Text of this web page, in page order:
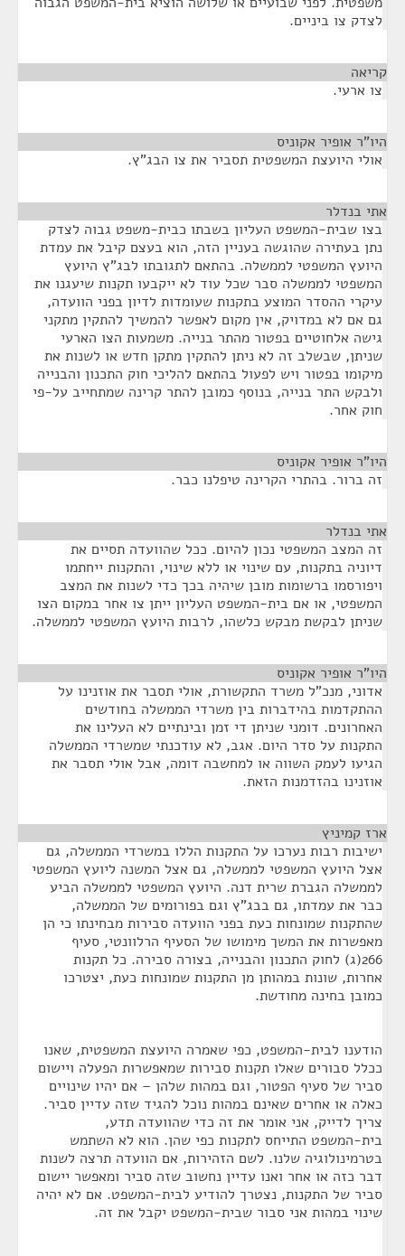
לצדק צו ביניים.
קריאה
צו ארעי.
היו"ר אופיר אקוניס
אולי היועצת המשפטית תסביר את צו הבג"ץ.
אתי בנדלר
בצו שבית-המשפט העליון בשבתו כבית-משפט גבוה לצדק
נתן בעתירה שהוגשה בעניין הזה, הוא בעצם קיבל את עמדת
היועץ המשפטי לממשלה. בהתאם לתגובתו לבג"ץ היועץ
המשפטי לממשלה סבר שכל עוד לא ייקבעו תקנות שיעגנו את
עיקרי ההסדר המוצע בתקנות שעומדות לדיון בפני הוועדה,
גם אם לא במדויק, אין מקום לאפשר להמשיך להתקין מתקני
גישה אלחוטיים בפטור מהתר בנייה. משמעות הצו הארעי
שניתן, שבשלב זה לא ניתן להתקין מתקן חדש או לשנות את
מיקומו בפטור ויש לפעול בהתאם להליכי חוק התכנון והבנייה
ולבקש התר בנייה, בנוסף כמובן להתר קרינה שמתחייב על-פי
חוק אחר.
היו"ר אופיר אקוניס
זה ברור. בהתרי הקרינה טיפלנו כבר.
אתי בנדלר
זה המצב המשפטי נכון להיום. ככל שהוועדה תסיים את
דיוניה בתקנות, עם שינוי או ללא שינוי, והתקנות ייחתמו
ויפורסמו ברשומות מובן שיהיה בכך כדי לשנות את המצב
המשפטי, או אם בית-המשפט העליון ייתן צו אחר במקום הצו
שניתן לבקשת מבקש כלשהו, לרבות היועץ המשפטי לממשלה.
היו"ר אופיר אקוניס
אדוני, מנכ"ל משרד התקשורת, אולי תסבר את אוזנינו על
ההתקדמות בהידברות בין משרדי הממשלה בחודשים
האחרונים. דומני שניתן די זמן ובינתיים לא העלינו את
התקנות על סדר היום. אגב, לא עודכנתי שמשרדי הממשלה
הגיעו לעמק השווה או למחשבה דומה, אבל אולי תסבר את
אוזנינו בהזדמנות הזאת.
ארז קמיניץ
ישיבות רבות נערכו על התקנות הללו במשרדי הממשלה, גם
אצל היועץ המשפטי לממשלה, גם אצל המשנה ליועץ המשפטי
לממשלה הגברת שרית דנה. היועץ המשפטי לממשלה הביע
כבר את עמדתו, גם בבג"ץ וגם בפורומים של הממשלה,
שהתקנות שמונחות כעת בפני הוועדה סבירות מבחינתו כי הן
מאפשרות את המשך מימושו של הסעיף הרלוונטי, סעיף
266(ג) לחוק התכנון והבנייה, בצורה סבירה. כל תקנות
אחרות, שונות במהותן מן התקנות שמונחות כעת, יצטרכו
כמובן בחינה מחודשת.
הודענו לבית-המשפט, כפי שאמרה היועצת המשפטית, שאנו
ככלל סבורים שאלו תקנות סבירות שמאפשרות הפעלה ויישום
סביר של סעיף הפטור, וגם במהות שלהן – אם יהיו שינויים
כאלה או אחרים שאינם במהות נוכל להגיד שזה עדיין סביר.
צריך לדייק, אני אומר את זה כדי שהוועדה תדע,
בית-המשפט התייחס לתקנות כפי שהן. הוא לא השתמש
בטרמינולוגיה שלנו. לשם הזהירות, אם הוועדה תרצה לשנות
דבר כזה או אחר ואנו עדיין נחשוב שזה סביר ומאפשר יישום
סביר של התקנות, נצטרך להודיע לבית-המשפט. אם לא יהיה
שינוי במהות אני סבור שבית-המשפט יקבל את זה.